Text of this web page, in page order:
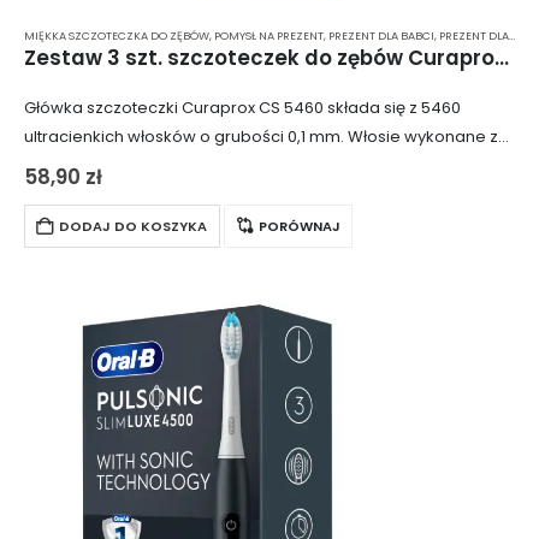
MIĘKKA SZCZOTECZKA DO ZĘBÓW, POMYSŁ NA PREZENT, PREZENT DLA BABCI, PREZENT DLA CHŁOPAKA
Zestaw 3 szt. szczoteczek do zębów Curaprox CS 5460
Główka szczoteczki Curaprox CS 5460 składa się z 5460
ultracienkich włosków o grubości 0,1 mm. Włosie wykonane z
materiału Curen skutecznie czyści powierzchnie zębów oraz
58,90 zł
DODAJ DO KOSZYKA PORÓWNAJ